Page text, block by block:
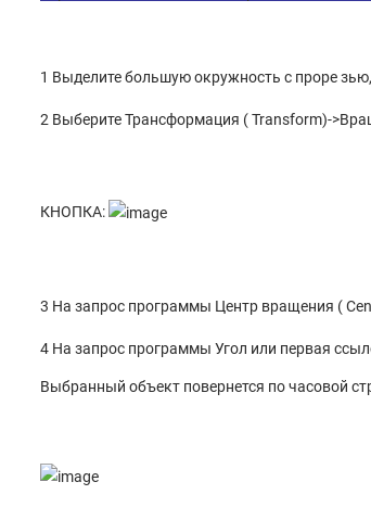
1 Выделите большую окружность с проре
2 Выберите Трансформация ( Transform)-
КНОПКА:
3 На запрос программы Центр вращения (
4 На запрос программы Угол или первая
Выбранный объект повернется по часовой